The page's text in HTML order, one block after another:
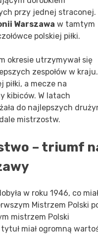
przy jednej straconej.
Warszawa w tamtym
polskiej piłki.
okresie utrzymywał się
zespołów w kraju.
piłki, a mecze na
kibiców. W latach
do najlepszych
mistrzostw.
– triumf
w roku 1946, co
Mistrzem Polski
mistrzem Polski
miał ogromną